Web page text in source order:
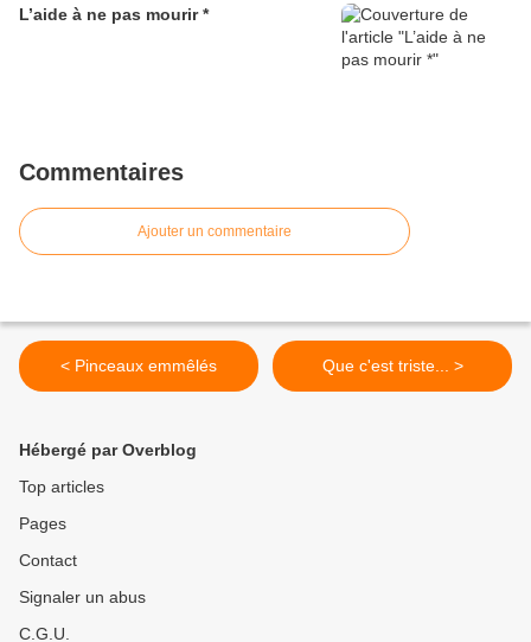
L’aide à ne pas mourir *
Commentaires
Ajouter un commentaire
< Pinceaux emmêlés Que c'est triste... >
Hébergé par Overblog
Top articles
Pages
Contact
Signaler un abus
C.G.U.